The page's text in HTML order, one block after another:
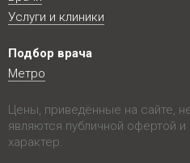
Услуги и клиники
Подбор врача
Метро
Цены, приведённые на сайте,
являются публичной офертой
характер.